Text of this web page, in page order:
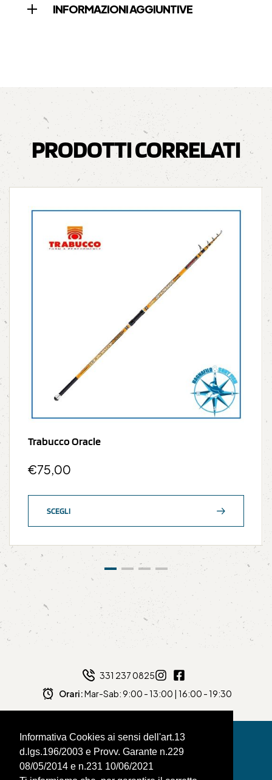
Informativa Cookies ai sensi dell'art.13
d.lgs.196/2003 e Provv. Garante n.229
08/05/2014 e n.231 10/06/2021
INFORMAZIONI AGGIUNTIVE
PRODOTTI CORRELATI
Trabucco Oracle
€75,00
SCEGLI
331 237 0825
Orari:Mar-Sab: 9:00 - 13:00 | 16:00 - 19:30
BAGNAFILO SRLS